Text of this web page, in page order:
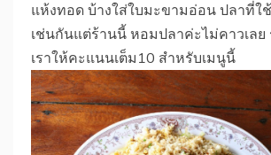
แห้งทอด บ้างใส่ใบมะขามอ่อน ปลาที่ใ
เช่นกันแต่ร้านนี้ หอมปลาค่ะไม่คาวเลย
เราให้คะแนนเต็ม10 สำหรับเมนูนี้